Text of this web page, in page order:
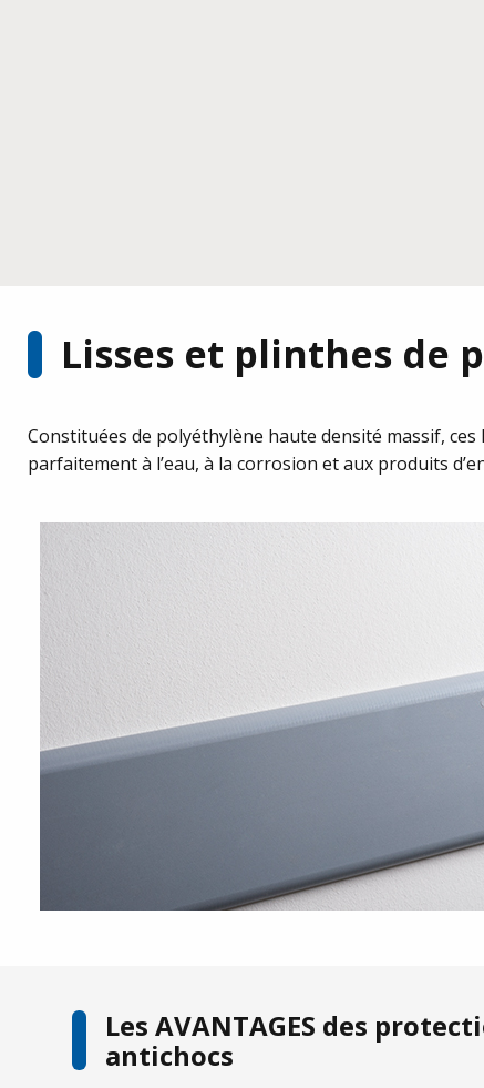
Lisses et plinthes de
Constituées de polyéthylène haute densité massif,
parfaitement à l’eau, à la corrosion et aux produits
Les AVANTAGES des
antichocs